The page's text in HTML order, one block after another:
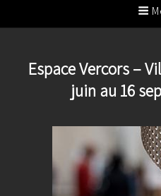
Espace Vercors –
juin au 16